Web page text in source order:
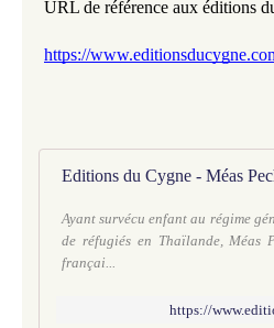
URL de référence aux éditions
https://
Editions du Cygne - Méas
Ayant survécu enfant au régime
de réfugiés en Thaïlande,
françai...
https://